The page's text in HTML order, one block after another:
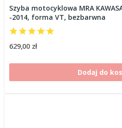
Szyba motocyklowa MRA
-2014, forma VT, bezbarwna
629,00 zł
Dodaj do